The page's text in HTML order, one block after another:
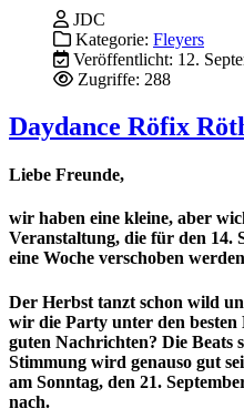
JDC
Kategorie: Fleyers
Veröffentlicht: 12.
Zugriffe: 288
Daydance Röfix
Liebe Freunde,
wir haben eine kleine, aber
Veranstaltung, die für den 14.
eine Woche verschoben
Der Herbst tanzt schon wild
wir die Party unter den
guten Nachrichten? Die Beats
Stimmung wird genauso gut
am Sonntag, den 21.
nach.